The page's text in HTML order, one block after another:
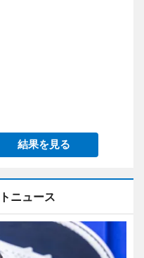
結果を見る
ニュース